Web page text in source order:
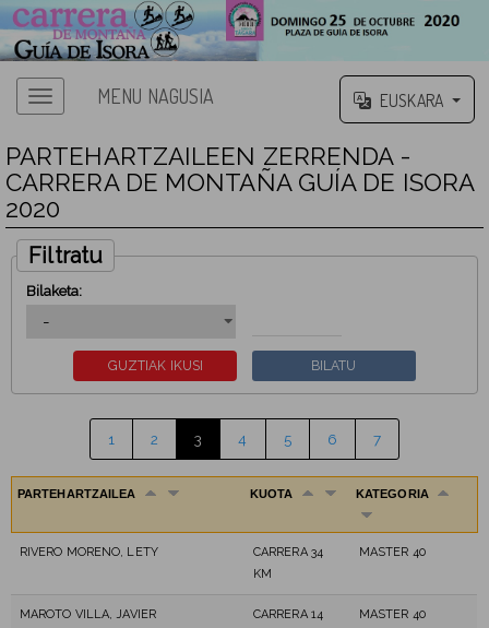
MENU NAGUSIA EUSKARA
PARTEHARTZAILEEN ZERRENDA -
CARRERA DE MONTAÑA GUÍA DE ISORA
2020
Filtratu
Bilaketa:
1 2 3 4 5 6 7
PARTEHARTZAILEA KUOTA KATEGORIA
RIVERO MORENO, LETY
CARRERA 34
KM
MASTER 40
MAROTO VILLA, JAVIER
CARRERA 14
MASTER 40